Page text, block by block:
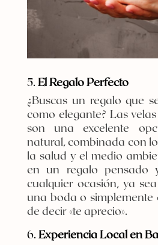
5. El Regalo Perfecto
¿Buscas un regalo que
como elegante? Las
son una excelente
natural, combinada con
la salud y el medio
en un regalo pensado
cualquier ocasión, ya
una boda o
de decir «te aprecio».
6. Experiencia Local en